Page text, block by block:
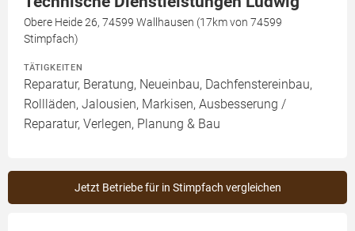
Obere Heide 26, 74599 Wallhausen (17km von 74599
Stimpfach)
TÄTIGKEITEN
Reparatur, Beratung, Neueinbau, Dachfenstereinbau,
Rollläden, Jalousien, Markisen, Ausbesserung /
Reparatur, Verlegen, Planung & Bau
Jetzt Betriebe für in Stimpfach vergleichen